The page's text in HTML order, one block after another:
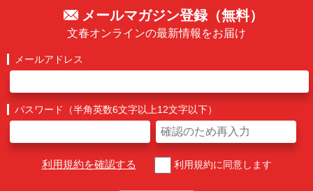
メールマガジン登録（無料）
文春オンラインの最新情報をお届け
メールアドレス
パスワード（半角英数6文字以上12文字以下）
利用規約を確認する 利用規約に同意します